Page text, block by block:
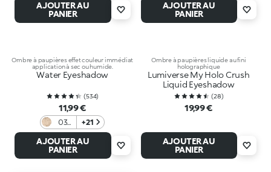
Mauve
AJOUTER AU
PANIER
the
Rose
AJOUTER AU
PANIER
Ombre à paupières effet couleur immédiat
application à sec ou humide.
Water Eyeshadow
(534)
11,99 €
03
Light
Gold
+21
AJOUTER AU
PANIER
Ombre à paupières liquide au fini
holographique
Lumiverse My Holo Crush
Liquid Eyeshadow
(28)
19,99 €
AJOUTER AU
PANIER